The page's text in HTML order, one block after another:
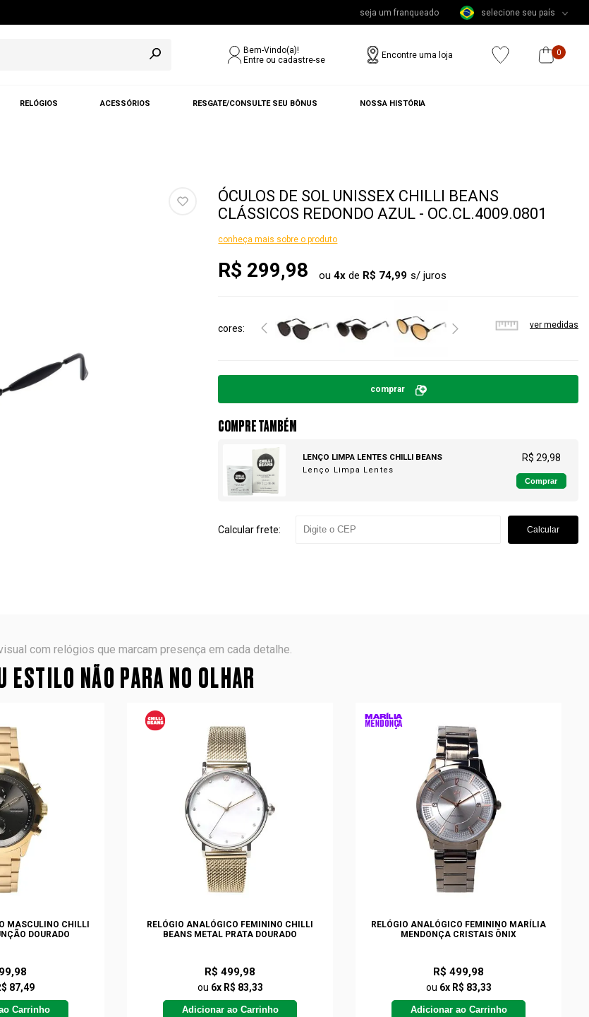
seja um franqueado selecione seu país
Bem-Vindo(a)!
Entre ou cadastre-se
Encontre uma loja 0
RELÓGIOS ACESSÓRIOS RESGATE/CONSULTE SEU BÔNUS NOSSA HISTÓRIA
ÓCULOS DE SOL UNISSEX CHILLI BEANS
CLÁSSICOS REDONDO AZUL - OC.CL.4009.0801
conheça mais sobre o produto
R$ 299,98 ou4x de R$ 74,99
cores ver medidas
comprar
COMPRE TAMBÉM
LENÇO LIMPA LENTES CHILLI BEANS
Lenço Limpa Lentes
R$ 29,98
Comprar
Calcular frete: Calcular
com relógios que marcam presença em cada detalhe.
ESTILO NÃO PARA NO OLHAR
MASCULINO CHILLI
DOURADO
87,49
Carrinho
RELÓGIO ANALÓGICO FEMININO CHILLI
BEANS METAL PRATA DOURADO
R$ 499,98
ou 6x R$ 83,33
Adicionar ao Carrinho
RELÓGIO ANALÓGICO FEMININO MARÍLIA
MENDONÇA CRISTAIS ÔNIX
R$ 499,98
ou 6x R$ 83,33
Adicionar ao Carrinho